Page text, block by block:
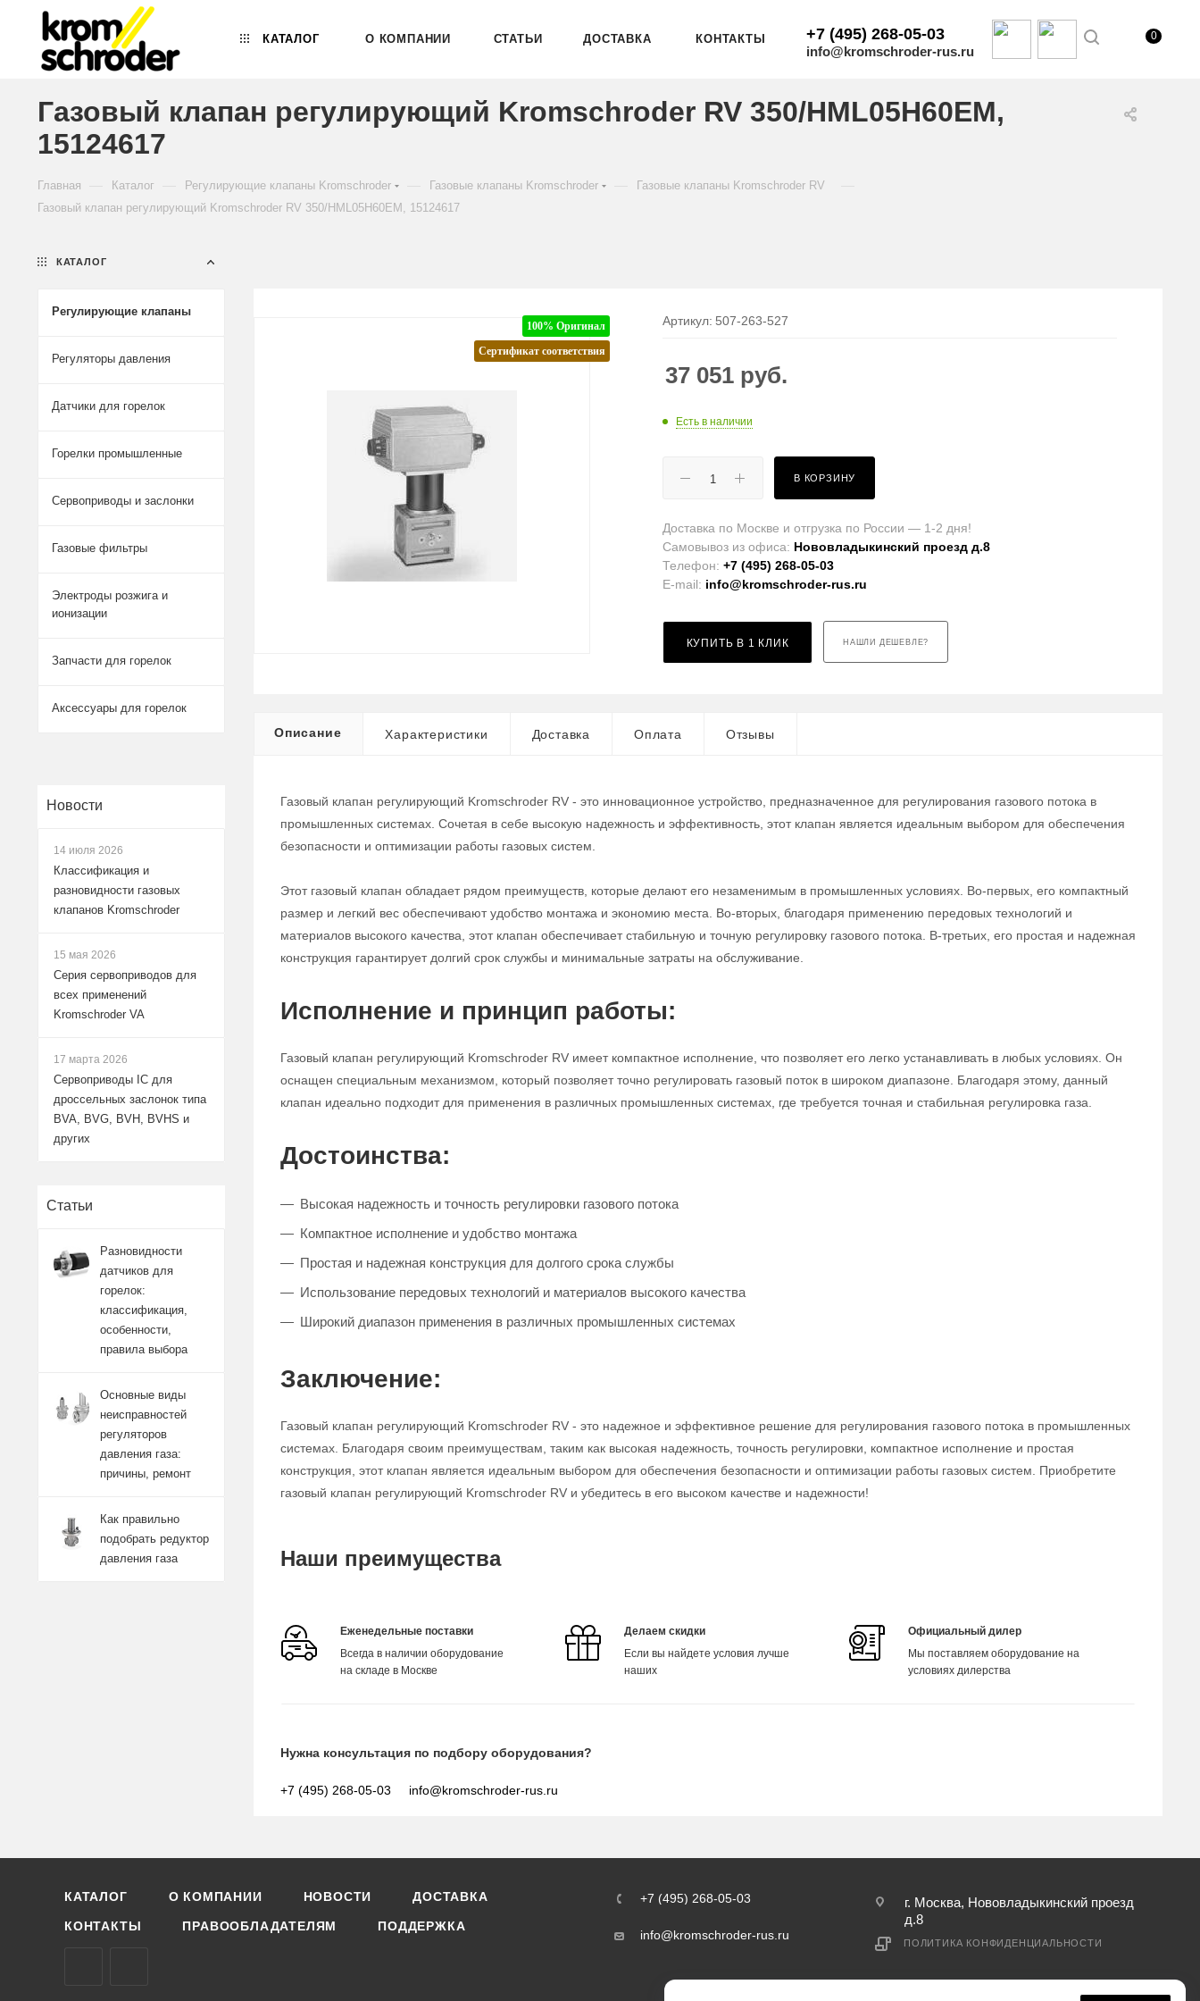
КАТАЛОГ О КОМПАНИИ СТАТЬИ ДОСТАВКА КОНТАКТЫ +7 (495) 268-05-03
info@kromschroder-rus.ru
0
Газовый клапан регулирующий Kromschroder RV 350/HML05H60EM,
15124617
Главная Каталог Регулирующие клапаны Kromschroder Газовые клапаны Kromschroder Газовые клапаны Kromschroder RV
Газовый клапан регулирующий Kromschroder RV 350/HML05H60EM, 15124617
100% Оригинал
Сертификат соответствия
Артикул: 507-263-527
37 051 руб.
Есть в наличии
В КОРЗИНУ
Доставка по Москве и отгрузка по России — 1-2 дня!
Самовывоз из офиса: Нововладыкинский проезд д.8
Телефон:+7 (495) 268-05-03
E-mail: info@kromschroder-rus.ru
КУПИТЬ В 1 КЛИК НАШЛИ ДЕШЕВЛЕ?
Описание Характеристики Доставка Оплата Отзывы
Газовый клапан регулирующий Kromschroder RV - это инновационное устройство, предназначенное для регулирования газового потока в
промышленных системах. Сочетая в себе высокую надежность и эффективность, этот клапан является идеальным выбором для обеспечения
безопасности и оптимизации работы газовых систем.
Этот газовый клапан обладает рядом преимуществ, которые делают его незаменимым в промышленных условиях. Во-первых, его компактный
размер и легкий вес обеспечивают удобство монтажа и экономию места. Во-вторых, благодаря применению передовых технологий и
материалов высокого качества, этот клапан обеспечивает стабильную и точную регулировку газового потока. В-третьих, его простая и надежная
конструкция гарантирует долгий срок службы и минимальные затраты на обслуживание.
Исполнение и принцип работы:
Газовый клапан регулирующий Kromschroder RV имеет компактное исполнение, что позволяет его легко устанавливать в любых условиях. Он
оснащен специальным механизмом, который позволяет точно регулировать газовый поток в широком диапазоне. Благодаря этому, данный
клапан идеально подходит для применения в различных промышленных системах, где требуется точная и стабильная регулировка газа.
Достоинства:
Высокая надежность и точность регулировки газового потока
Компактное исполнение и удобство монтажа
Простая и надежная конструкция для долгого срока службы
Использование передовых технологий и материалов высокого качества
Широкий диапазон применения в различных промышленных системах
Заключение:
Газовый клапан регулирующий Kromschroder RV - это надежное и эффективное решение для регулирования газового потока в промышленных
системах. Благодаря своим преимуществам, таким как высокая надежность, точность регулировки, компактное исполнение и простая
конструкция, этот клапан является идеальным выбором для обеспечения безопасности и оптимизации работы газовых систем. Приобретите
газовый клапан регулирующий Kromschroder RV и убедитесь в его высоком качестве и надежности!
Наши преимущества
Еженедельные поставки
Всегда в наличии оборудование
на складе в Москве
Делаем скидки
Если вы найдете условия лучше
наших
Официальный дилер
Мы поставляем оборудование на
условиях дилерства
Нужна консультация по подбору оборудования?
+7 (495) 268-05-03 info@kromschroder-rus.ru
КАТАЛОГ
Регулирующие клапаны
Регуляторы давления
Датчики для горелок
Горелки промышленные
Сервоприводы и заслонки
Газовые фильтры
Электроды розжига и
ионизации
Запчасти для горелок
Аксессуары для горелок
Новости
14 июля 2026
Классификация и
разновидности газовых
клапанов Kromschroder
15 мая 2026
Серия сервоприводов для
всех применений
Kromschroder VA
17 марта 2026
Сервоприводы IC для
дроссельных заслонок типа
BVA, BVG, BVH, BVHS и
других
Статьи
Разновидности
датчиков для
горелок:
классификация,
особенности,
правила выбора
Основные виды
неисправностей
регуляторов
давления газа:
причины, ремонт
Как правильно
подобрать редуктор
давления газа
КАТАЛОГ О КОМПАНИИ НОВОСТИ ДОСТАВКА
КОНТАКТЫ ПРАВООБЛАДАТЕЛЯМ ПОДДЕРЖКА
+7 (495) 268-05-03
info@kromschroder-rus.ru
г. Москва, Нововладыкинский проезд
д.8
ПОЛИТИКА КОНФИДЕНЦИАЛЬНОСТИ